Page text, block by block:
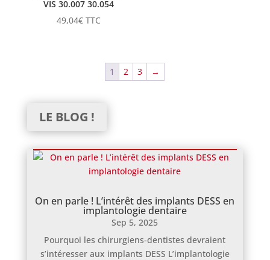
VIS 30.007 30.054
49,04€ TTC
1 2 3 →
LE BLOG !
On en parle ! L’intérêt des implants DESS en
implantologie dentaire
Sep 5, 2025
Pourquoi les chirurgiens-dentistes devraient
s’intéresser aux implants DESS L’implantologie